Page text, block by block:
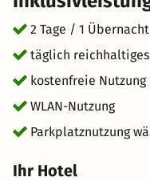
Frühstücksbuffet für
sich auf
Atmosphäre für einen
weg.de wünscht Ihnen
schönen Reith bei
2 Tage / 1
täglich
kostenfreie Nutzung
WLAN-Nutzung
Parkplatznutzung
Ihr Hotel